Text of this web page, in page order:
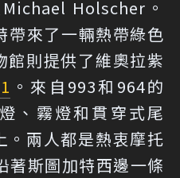
Holscher。
帶來了一輛熱帶綠色
館則提供了維奧拉紫
。來自993和964的
、霧燈和貫穿式尾
。兩人都是熱衷摩托
著斯圖加特西邊一條